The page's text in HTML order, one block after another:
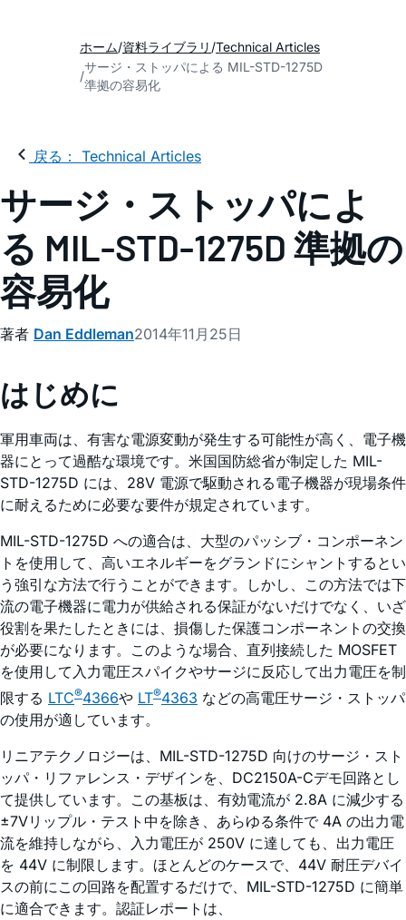
ホーム 資料ライブラリ Technical Articles
サージ・ストッパによる MIL-STD-1275D
準拠の容易化
戻る： Technical Articles
サージ・ストッパによ
る MIL-STD-1275D 準拠の
容易化
著者 Dan Eddleman2014年11月25日
はじめに
軍用車両は、有害な電源変動が発生する可能性が高く、電子機
器にとって過酷な環境です。米国国防総省が制定した MIL-
STD-1275D には、28V 電源で駆動される電子機器が現場条件
に耐えるために必要な要件が規定されています。
MIL-STD-1275D への適合は、大型のパッシブ・コンポーネン
トを使用して、高いエネルギーをグランドにシャントするとい
う強引な方法で行うことができます。しかし、この方法では下
流の電子機器に電力が供給される保証がないだけでなく、いざ
役割を果たしたときには、損傷した保護コンポーネントの交換
が必要になります。このような場合、直列接続した MOSFET
を使用して入力電圧スパイクやサージに反応して出力電圧を制
限する LTC®4366や LT®4363 などの高電圧サージ・ストッパ
の使用が適しています。
リニアテクノロジーは、MIL-STD-1275D 向けのサージ・スト
ッパ・リファレンス・デザインを、DC2150A-Cデモ回路とし
て提供しています。この基板は、有効電流が 2.8A に減少する
±7Vリップル・テスト中を除き、あらゆる条件で 4A の出力電
流を維持しながら、入力電圧が 250V に達しても、出力電圧
を 44V に制限します。ほとんどのケースで、44V 耐圧デバイ
スの前にこの回路を配置するだけで、MIL-STD-1275D に簡単
に適合できます。認証レポートは、